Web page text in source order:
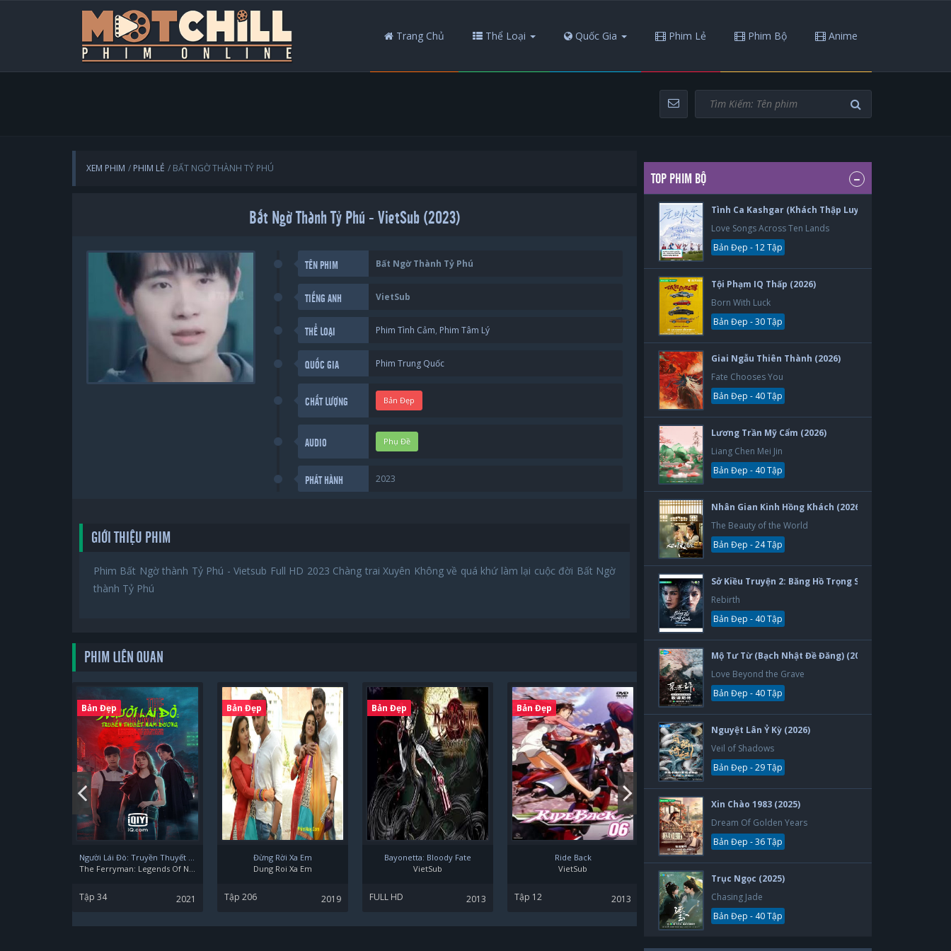
Trang Chủ Thể Loại Quốc Gia Phim Lẻ Phim Bộ Anime
XEM PHIM PHIM LẺ BẤT NGỜ THÀNH TỶ PHÚ
Bất Ngờ Thành Tỷ Phú - VietSub (2023)
TÊN PHIM Bất Ngờ Thành Tỷ Phú
TIẾNG ANH VietSub
THỂ LOẠI Phim Tình Cảm, Phim Tâm Lý
QUỐC GIA Phim Trung Quốc
CHẤT LƯỢNG Bản Đẹp
AUDIO Phụ Đề
PHÁT HÀNH 2023
GIỚI THIỆU PHIM
Phim Bất Ngờ thành Tỷ Phú - Vietsub Full HD 2023 Chàng trai Xuyên Không về quá khứ làm lại cuộc đời Bất Ngờ
thành Tỷ Phú
PHIM LIÊN QUAN
Bản Đẹp
Tập 34 2021
Bản Đẹp
Đừng Rời Xa Em
Dung Roi Xa Em
Tập 206 2019
Bản Đẹp
Bayonetta: Bloody Fate
VietSub
FULL HD 2013
Bản Đẹp
Ride Back
VietSub
Tập 12 2013
Bản Đẹp
Thẻ Bạn Trai
Boyfriend Card
30 tập 2019
TOP PHIM BỘ
Tình Ca Kashgar (Khách Thập Luyến Ca) (2026)
Love Songs Across Ten Lands
Bản Đẹp - 12 Tập
Tội Phạm IQ Thấp (2026)
Born With Luck
Bản Đẹp - 30 Tập
Giai Ngẫu Thiên Thành (2026)
Fate Chooses You
Bản Đẹp - 40 Tập
Lương Trần Mỹ Cẩm (2026)
Liang Chen Mei Jin
Bản Đẹp - 40 Tập
Nhân Gian Kinh Hồng Khách (2026)
The Beauty of the World
Bản Đẹp - 24 Tập
Sở Kiều Truyện 2: Băng Hồ Trọng Sinh (2026)
Rebirth
Bản Đẹp - 40 Tập
Mộ Tư Từ (Bạch Nhật Đề Đăng) (2026)
Love Beyond the Grave
Bản Đẹp - 40 Tập
Nguyệt Lân Ỷ Kỳ (2026)
Veil of Shadows
Bản Đẹp - 29 Tập
Xin Chào 1983 (2025)
Dream Of Golden Years
Bản Đẹp - 36 Tập
Trục Ngọc (2025)
Chasing Jade
Bản Đẹp - 40 Tập